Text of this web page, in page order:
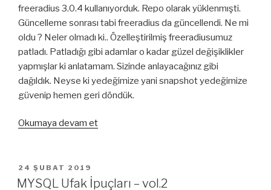
freeradius 3.0.4 kullanıyorduk. Repo olarak yüklenmışti.
Güncelleme sonrası tabi freeradius da güncellendi. Ne mi
oldu ? Neler olmadı ki.. Özelleştirilmiş freeradiusumuz
patladı. Patladığı gibi adamlar o kadar güzel değişiklikler
yapmışlar ki anlatamam. Sizinde anlayacağınız gibi
dağıldık. Neyse ki yedeğimize yani snapshot yedeğimize
güvenip hemen geri döndük.
Okumaya devam et“Centos
İstenmeyen
YAYIM
TARIHI
24 ŞUBAT 2019
MYSQL Ufak İpuçları – vol.2